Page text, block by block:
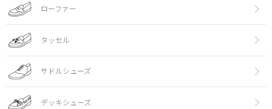
ローファー
タッセル
サドルシューズ
デッキシューズ